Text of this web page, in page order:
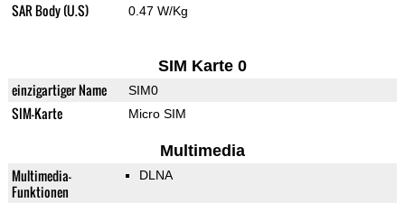
SAR Body (U.S) 0.47 W/Kg
SIM Karte 0
einzigartiger Name SIM0
SIM-Karte Micro SIM
Multimedia
Multimedia-
Funktionen
DLNA